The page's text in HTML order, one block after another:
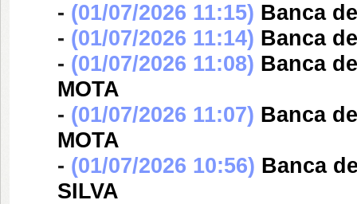
- (01/07/2026 11:15) Banca
- (01/07/2026 11:14) Banca
- (01/07/2026 11:08) Banca
MOTA
- (01/07/2026 11:07) Banca
MOTA
- (01/07/2026 10:56) Banca
SILVA